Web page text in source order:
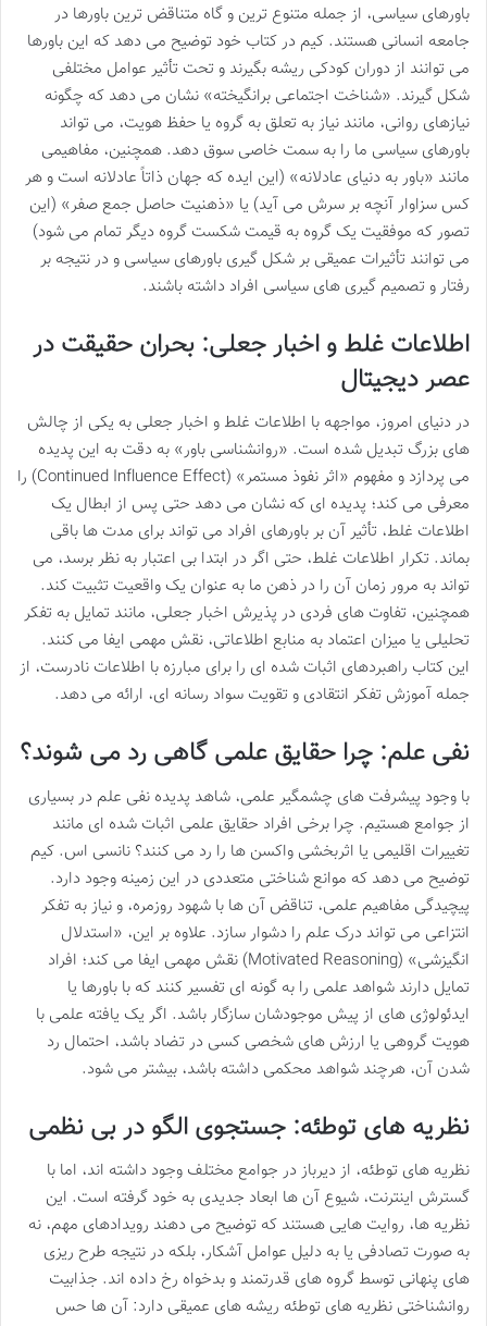
باورهای سیاسی، از جمله متنوع ترین و گاه متناقض ترین باورها در
جامعه انسانی هستند. کیم در کتاب خود توضیح می دهد که این باورها
می توانند از دوران کودکی ریشه بگیرند و تحت تأثیر عوامل مختلفی
شکل گیرند. «شناخت اجتماعی برانگیخته» نشان می دهد که چگونه
نیازهای روانی، مانند نیاز به تعلق به گروه یا حفظ هویت، می تواند
باورهای سیاسی ما را به سمت خاصی سوق دهد. همچنین، مفاهیمی
مانند «باور به دنیای عادلانه» (این ایده که جهان ذاتاً عادلانه است و هر
کس سزاوار آنچه بر سرش می آید) یا «ذهنیت حاصل جمع صفر» (این
تصور که موفقیت یک گروه به قیمت شکست گروه دیگر تمام می شود)
می توانند تأثیرات عمیقی بر شکل گیری باورهای سیاسی و در نتیجه بر
رفتار و تصمیم گیری های سیاسی افراد داشته باشند.
اطلاعات غلط و اخبار جعلی: بحران حقیقت در
عصر دیجیتال
در دنیای امروز، مواجهه با اطلاعات غلط و اخبار جعلی به یکی از چالش
های بزرگ تبدیل شده است. «روانشناسی باور» به دقت به این پدیده
می پردازد و مفهوم «اثر نفوذ مستمر» (Continued Influence Effect) را
معرفی می کند؛ پدیده ای که نشان می دهد حتی پس از ابطال یک
اطلاعات غلط، تأثیر آن بر باورهای افراد می تواند برای مدت ها باقی
بماند. تکرار اطلاعات غلط، حتی اگر در ابتدا بی اعتبار به نظر برسد، می
تواند به مرور زمان آن را در ذهن ما به عنوان یک واقعیت تثبیت کند.
همچنین، تفاوت های فردی در پذیرش اخبار جعلی، مانند تمایل به تفکر
تحلیلی یا میزان اعتماد به منابع اطلاعاتی، نقش مهمی ایفا می کنند.
این کتاب راهبردهای اثبات شده ای را برای مبارزه با اطلاعات نادرست، از
جمله آموزش تفکر انتقادی و تقویت سواد رسانه ای، ارائه می دهد.
نفی علم: چرا حقایق علمی گاهی رد می شوند؟
با وجود پیشرفت های چشمگیر علمی، شاهد پدیده نفی علم در بسیاری
از جوامع هستیم. چرا برخی افراد حقایق علمی اثبات شده ای مانند
تغییرات اقلیمی یا اثربخشی واکسن ها را رد می کنند؟ نانسی اس. کیم
توضیح می دهد که موانع شناختی متعددی در این زمینه وجود دارد.
پیچیدگی مفاهیم علمی، تناقض آن ها با شهود روزمره، و نیاز به تفکر
انتزاعی می تواند درک علم را دشوار سازد. علاوه بر این، «استدلال
انگیزشی» (Motivated Reasoning) نقش مهمی ایفا می کند؛ افراد
تمایل دارند شواهد علمی را به گونه ای تفسیر کنند که با باورها یا
ایدئولوژی های از پیش موجودشان سازگار باشد. اگر یک یافته علمی با
هویت گروهی یا ارزش های شخصی کسی در تضاد باشد، احتمال رد
شدن آن، هرچند شواهد محکمی داشته باشد، بیشتر می شود.
نظریه های توطئه: جستجوی الگو در بی نظمی
نظریه های توطئه، از دیرباز در جوامع مختلف وجود داشته اند، اما با
گسترش اینترنت، شیوع آن ها ابعاد جدیدی به خود گرفته است. این
نظریه ها، روایت هایی هستند که توضیح می دهند رویدادهای مهم، نه
به صورت تصادفی یا به دلیل عوامل آشکار، بلکه در نتیجه طرح ریزی
های پنهانی توسط گروه های قدرتمند و بدخواه رخ داده اند. جذابیت
روانشناختی نظریه های توطئه ریشه های عمیقی دارد: آن ها حس